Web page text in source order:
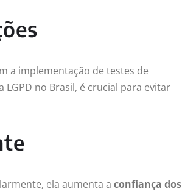
a implementação de testes de
LGPD no Brasil, é crucial para evitar
ela aumenta a confiança dos